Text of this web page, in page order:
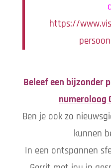
https://
Beleef een bijzonder
numeroloog
Ben je ook zo
kunnen
In een ontspannen